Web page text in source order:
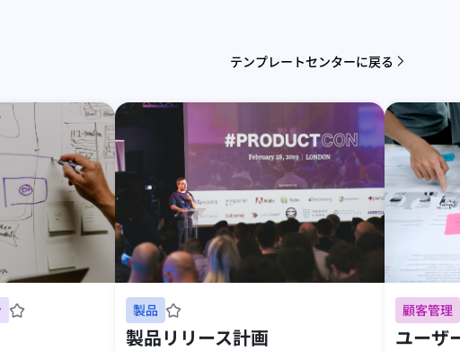
テンプレートセンターに戻る
製品
製品リリース計画
顧客管理
ユーザ